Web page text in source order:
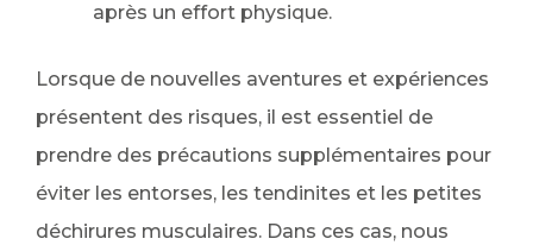
après un effort physique.
Lorsque de nouvelles aventures et expériences
présentent des risques, il est essentiel de
prendre des précautions supplémentaires pour
éviter les entorses, les tendinites et les petites
déchirures musculaires. Dans ces cas, nous